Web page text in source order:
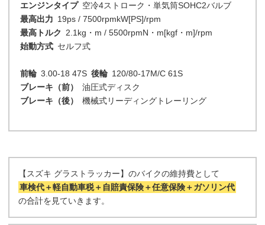
エンジンタイプ 空冷4ストローク・単気筒SOHC2バルブ
最高出力 19ps / 7500rpmkW[PS]/rpm
最高トルク
2.1kg・m / 5500rpmN・m[kgf・m]/rpm
始動方式 セルフ式
前輪 3.00-18 47S 後輪 120/80-17M/C 61S
ブレーキ（前）
油圧式ディスク
ブレーキ（後）
機械式リーディングトレーリング
【スズキ グラストラッカー】のバイクの維持費として
車検代＋軽自動車税＋自賠責保険＋任意保険＋ガソリン代
の合計を見ていきます。